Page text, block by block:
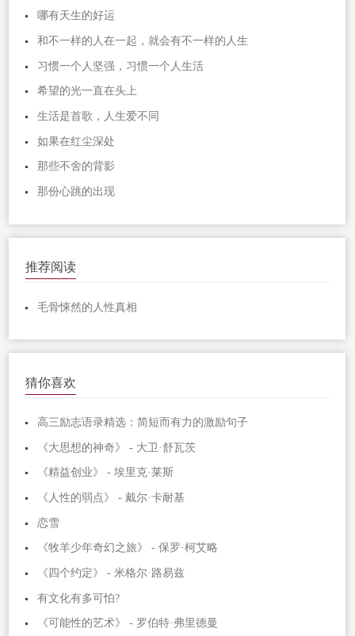
哪有天生的好运
和不一样的人在一起，就会有不一样的人生
习惯一个人坚强，习惯一个人生活
希望的光一直在头上
生活是首歌，人生爱不同
如果在红尘深处
那些不舍的背影
那份心跳的出现
推荐阅读
毛骨悚然的人性真相
猜你喜欢
高三励志语录精选：简短而有力的激励句子
《大思想的神奇》 - 大卫·舒瓦茨
《精益创业》 - 埃里克·莱斯
《人性的弱点》 - 戴尔·卡耐基
恋雪
《牧羊少年奇幻之旅》 - 保罗·柯艾略
《四个约定》 - 米格尔·路易兹
有文化有多可怕?
《可能性的艺术》 - 罗伯特·弗里德曼